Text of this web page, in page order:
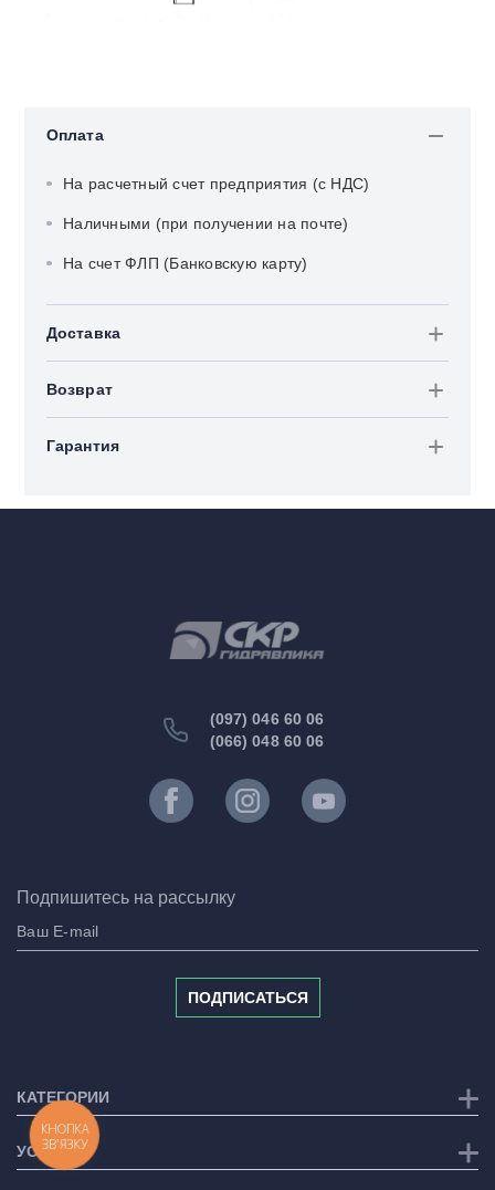
Оплата
На расчетный счет предприятия (с НДС)
Наличными (при получении на почте)
На счет ФЛП (Банковскую карту)
Доставка
Возврат
Гарантия
(097) 046 60 06
(066) 048 60 06
Подпишитесь на рассылку
ПОДПИСАТЬСЯ
КАТЕГОРИИ
УСЛУГИ
КНОПКА
ЗВ'ЯЗКУ